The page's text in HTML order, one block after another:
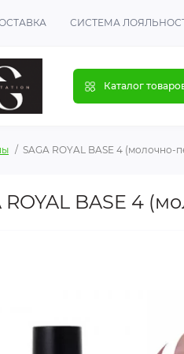
СИСТЕМА
Каталог
SAGA ROYAL BASE 4
ROYAL BASE 4